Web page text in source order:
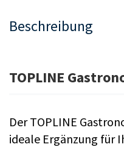
Beschreibung
TOPLINE
Der TOPLINE
ideale Ergänzung für